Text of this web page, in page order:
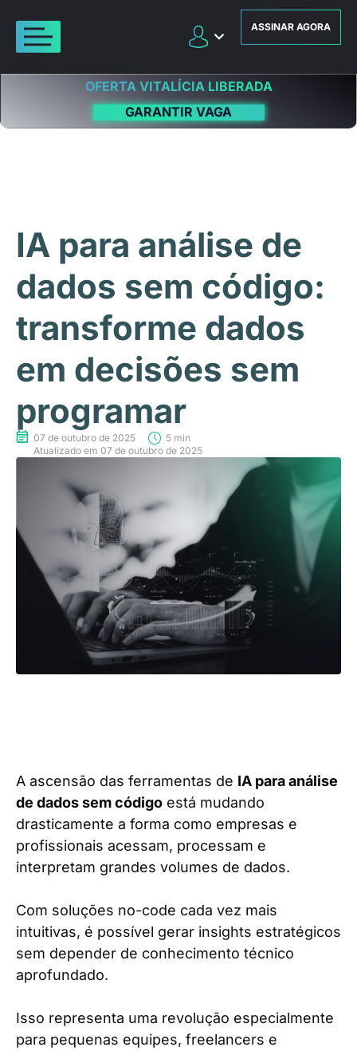
ASSINAR AGORA
OFERTA VITALÍCIA LIBERADA
GARANTIR VAGA
IA para análise de
dados sem código:
transforme dados
em decisões sem
programar
07 de outubro de 2025
5 min
Atualizado em 07 de outubro de 2025
A ascensão das ferramentas de IA para análise
de dados sem código está mudando
drasticamente a forma como empresas e
profissionais acessam, processam e
interpretam grandes volumes de dados.
Com soluções no-code cada vez mais
intuitivas, é possível gerar insights estratégicos
sem depender de conhecimento técnico
aprofundado.
Isso representa uma revolução especialmente
para pequenas equipes, freelancers e